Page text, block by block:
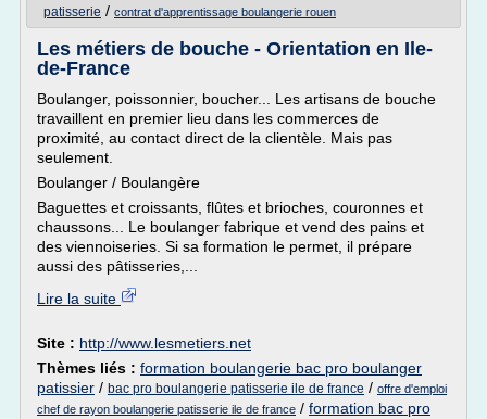
patisserie / contrat d'apprentissage boulangerie rouen
Les métiers de bouche - Orientation en Ile-
de-France
Boulanger, poissonnier, boucher... Les artisans de bouche
travaillent en premier lieu dans les commerces de
proximité, au contact direct de la clientèle. Mais pas
seulement.
Boulanger / Boulangère
Baguettes et croissants, flûtes et brioches, couronnes et
chaussons... Le boulanger fabrique et vend des pains et
des viennoiseries. Si sa formation le permet, il prépare
aussi des pâtisseries,...
Lire la suite
Site : http://www.lesmetiers.net
Thèmes liés : formation boulangerie bac pro boulanger
patissier / bac pro boulangerie patisserie ile de france / offre d'emploi
chef de rayon boulangerie patisserie ile de france / formation bac pro